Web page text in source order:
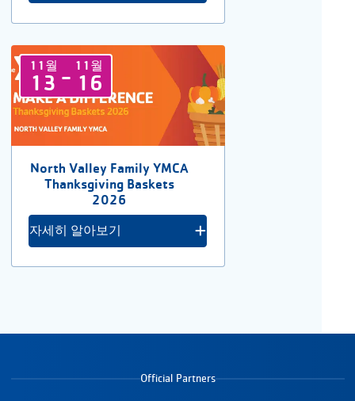
11월 11월
13 - 16
North Valley Family YMCA
Thanksgiving Baskets
2026
자세히 알아보기
Official Partners